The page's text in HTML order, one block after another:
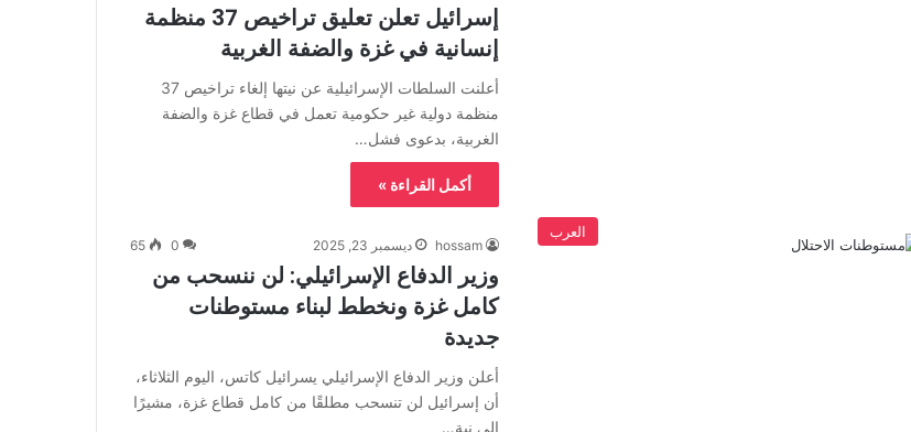
إسرائيل تعلن تعليق تراخيص 37 منظمة
إنسانية في غزة والضفة الغربية
أعلنت السلطات الإسرائيلية عن نيتها إلغاء تراخيص 37
منظمة دولية غير حكومية تعمل في قطاع غزة والضفة
الغربية، بدعوى فشل…
أكمل القراءة »
العرب
hossam ديسمبر 23, 2025 0
65
وزير الدفاع الإسرائيلي: لن ننسحب من
كامل غزة ونخطط لبناء مستوطنات
جديدة
أعلن وزير الدفاع الإسرائيلي يسرائيل كاتس، اليوم الثلاثاء،
أن إسرائيل لن تنسحب مطلقًا من كامل قطاع غزة، مشيرًا
إلى نية…